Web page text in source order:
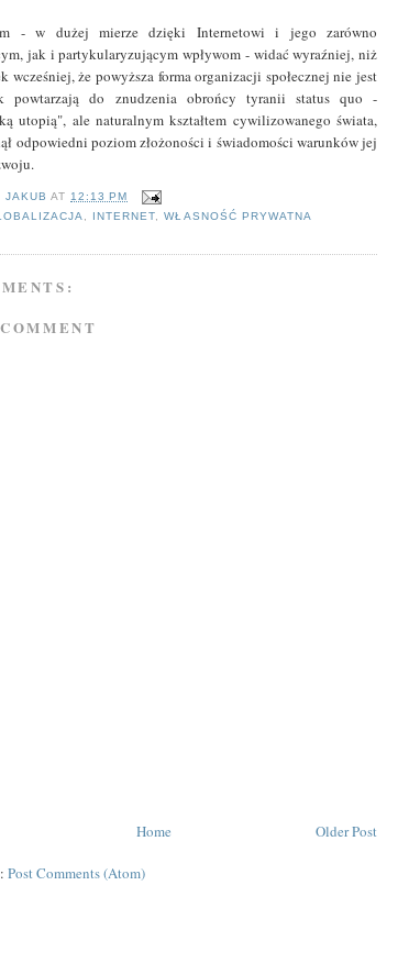
- w dużej mierze dzięki Internetowi i jego zarówno
jak i partykularyzującym wpływom - widać wyraźniej, niż
wcześniej, że powyższa forma organizacji społecznej nie jest
powtarzają do znudzenia obrońcy tyranii status quo -
utopią", ale naturalnym kształtem cywilizowanego świata,
odpowiedni poziom złożoności i świadomości warunków jej
JAKUB AT12:13 PM
INTERNET ,WŁASNOŚĆ PRYWATNA
Older Post
Home
Post Comments (Atom)